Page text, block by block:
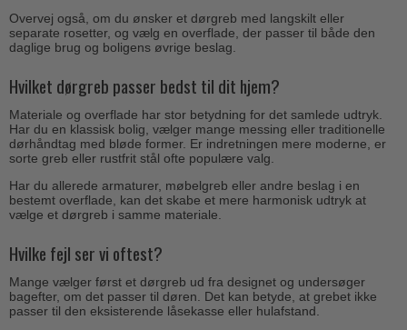
Overvej også, om du ønsker et dørgreb med langskilt eller
separate rosetter, og vælg en overflade, der passer til både den
daglige brug og boligens øvrige beslag.
Hvilket dørgreb passer bedst til dit hjem?
Materiale og overflade har stor betydning for det samlede udtryk.
Har du en klassisk bolig, vælger mange messing eller traditionelle
dørhåndtag med bløde former. Er indretningen mere moderne, er
sorte greb eller rustfrit stål ofte populære valg.
Har du allerede armaturer, møbelgreb eller andre beslag i en
bestemt overflade, kan det skabe et mere harmonisk udtryk at
vælge et dørgreb i samme materiale.
Hvilke fejl ser vi oftest?
Mange vælger først et dørgreb ud fra designet og undersøger
bagefter, om det passer til døren. Det kan betyde, at grebet ikke
passer til den eksisterende låsekasse eller hulafstand.